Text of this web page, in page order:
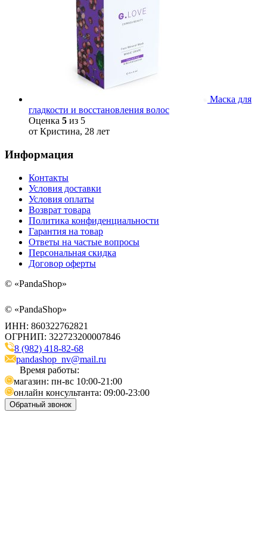
Маска для
гладкости и восстановления волос
Оценка 5 из 5
от Кристина, 28 лет
Информация
Контакты
Условия доставки
Условия оплаты
Возврат товара
Политика конфиденциальности
Гарантия на товар
Ответы на частые вопросы
Персональная скидка
Договор оферты
© «PandaShop»
© «PandaShop»
ИНН: 860322762821
ОГРНИП: 322723200007846
8 (982) 418-82-68
pandashop_nv@mail.ru
Время работы:
магазин: пн-вс 10:00-21:00
онлайн консультанта: 09:00-23:00
Обратный звонок